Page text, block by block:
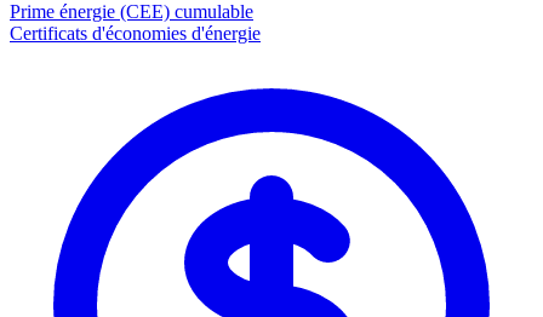
Prime énergie (CEE) cumulable
Certificats d'économies d'énergie